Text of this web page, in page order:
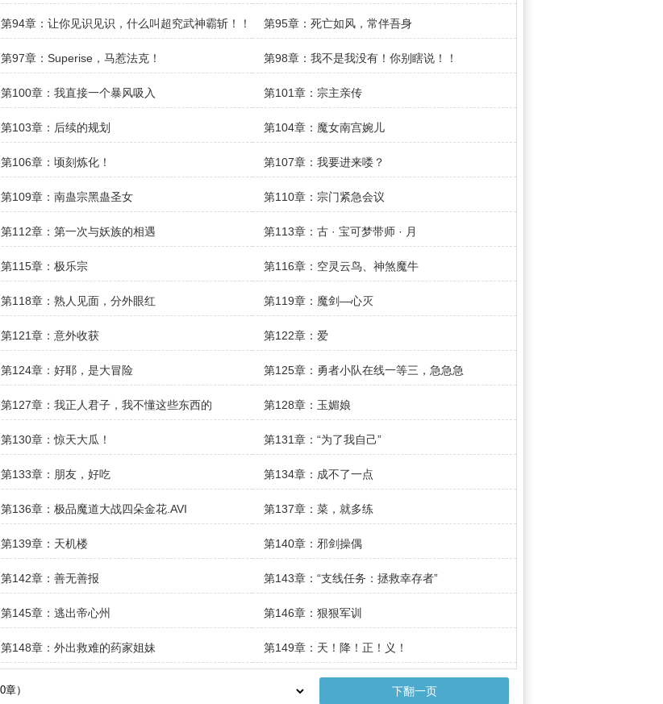
第94章：让你见识见识，什么叫超究武神霸斩！！ 第95章：死亡如风，常伴吾身
第97章：Superise，马惹法克！ 第98章：我不是我没有！你别瞎说！！
第100章：我直接一个暴风吸入 第101章：宗主亲传
第103章：后续的规划 第104章：魔女南宫婉儿
第106章：顷刻炼化！ 第107章：我要进来喽？
第109章：南蛊宗黑蛊圣女 第110章：宗门紧急会议
第112章：第一次与妖族的相遇 第113章：古 · 宝可梦带师 · 月
第115章：极乐宗 第116章：空灵云鸟、神煞魔牛
第118章：熟人见面，分外眼红 第119章：魔剑—心灭
第121章：意外收获 第122章：爱
第124章：好耶，是大冒险 第125章：勇者小队在线一等三，急急急
第127章：我正人君子，我不懂这些东西的 第128章：玉媚娘
第130章：惊天大瓜！ 第131章：“为了我自己”
第133章：朋友，好吃 第134章：成不了一点
第136章：极品魔道大战四朵金花.AVI 第137章：菜，就多练
第139章：天机楼 第140章：邪剑操偶
第142章：善无善报 第143章：“支线任务：拯救幸存者”
第145章：逃出帝心州 第146章：狠狠军训
第148章：外出救难的药家姐妹 第149章：天！降！正！义！
下翻一页